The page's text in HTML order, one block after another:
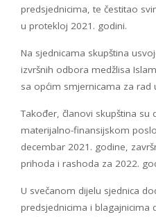
predsjednicima, te čestitao
u protekloj 2021. godini.
Na sjednicama skupština
izvršnih odbora medžlisa
sa općim smjernicama za rad
Također, članovi skupština su
materijalno-finansijskom
decembar 2021. godine,
prihoda i rashoda za 2022.
U svečanom dijelu sjednica
predsjednicima i blagajnicima